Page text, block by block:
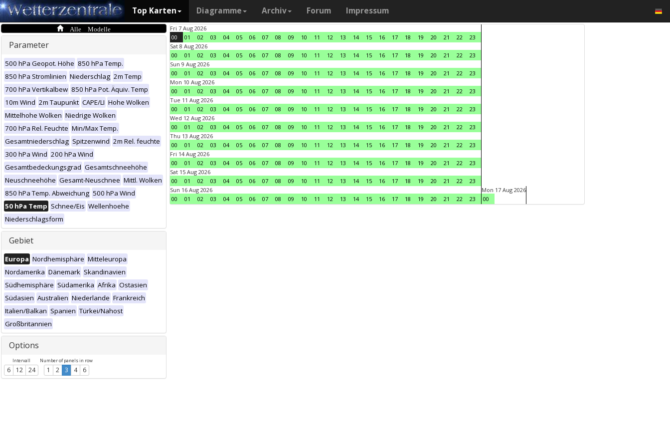
Top Karten Diagramme Archiv Forum Impressum
Alle Modelle
Parameter
500 hPa Geopot. Höhe 850 hPa Temp.
850 hPa Stromlinien Niederschlag 2m Temp
700 hPa Vertikalbew 850 hPa Pot. Äquiv. Temp
10m Wind 2m Taupunkt CAPE/LI Hohe Wolken
Mittelhohe Wolken Niedrige Wolken
700 hPa Rel. Feuchte Min/Max Temp.
Gesamtniederschlag Spitzenwind 2m Rel. feuchte
300 hPa Wind 200 hPa Wind
Gesamtbedeckungsgrad Gesamtschneehöhe
Neuschneehöhe Gesamt-Neuschnee Mittl. Wolken
850 hPa Temp. Abweichung 500 hPa Wind
50 hPa Temp Schnee/Eis Wellenhoehe
Niederschlagsform
Gebiet
Europa Nordhemisphäre Mitteleuropa
Nordamerika Dänemark Skandinavien
Südhemisphäre Südamerika Afrika Ostasien
Südasien Australien Niederlande Frankreich
Italien/Balkan Spanien Türkei/Nahost
Großbritannien
Options
Intervall
6 12 24
Number of panels in row
1 2 3 4 6
Fri 7 Aug 2026
00
01 02 03 04 05 06 07 08 09 10 11 12 13 14 15 16 17 18 19 20 21 22
23
Sat 8 Aug 2026
00
01 02 03 04 05 06 07 08 09 10 11 12 13 14 15 16 17 18 19 20 21 22
23
Sun 9 Aug 2026
00
01 02 03 04 05 06 07 08 09 10 11 12 13 14 15 16 17 18 19 20 21 22
23
Mon 10 Aug 2026
00
01 02 03 04 05 06 07 08 09 10 11 12 13 14 15 16 17 18 19 20 21 22
23
Tue 11 Aug 2026
00
01 02 03 04 05 06 07 08 09 10 11 12 13 14 15 16 17 18 19 20 21 22
23
Wed 12 Aug 2026
00
01 02 03 04 05 06 07 08 09 10 11 12 13 14 15 16 17 18 19 20 21 22
23
Thu 13 Aug 2026
00
01 02 03 04 05 06 07 08 09 10 11 12 13 14 15 16 17 18 19 20 21 22
23
Fri 14 Aug 2026
00
01 02 03 04 05 06 07 08 09 10 11 12 13 14 15 16 17 18 19 20 21 22
23
Sat 15 Aug 2026
00
01 02 03 04 05 06 07 08 09 10 11 12 13 14 15 16 17 18 19 20 21 22
23
Sun 16 Aug 2026
00
01 02 03 04 05 06 07 08 09 10 11 12 13 14 15 16 17 18 19 20 21 22 23
Mon 17 Aug 2026
00